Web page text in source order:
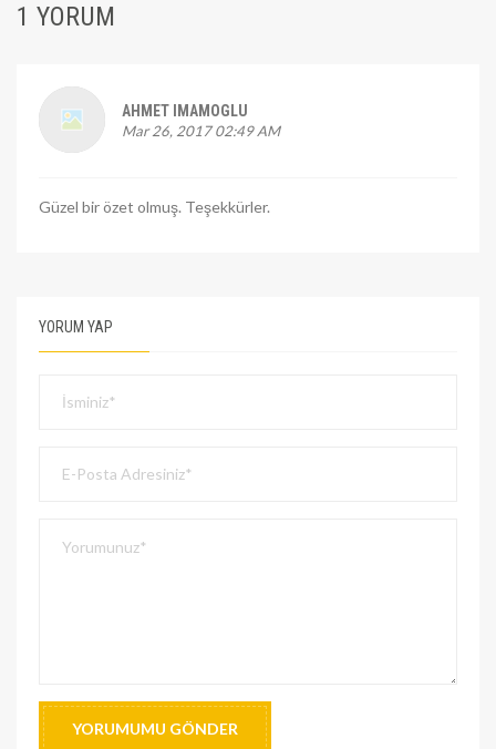
1 YORUM
AHMET IMAMOGLU
Mar 26, 2017 02:49 AM
Güzel bir özet olmuş. Teşekkürler.
YORUM YAP
YORUMUMU GÖNDER